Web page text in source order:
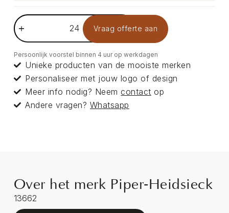
Vraag offerte aan
Persoonlijk voorstel binnen 4 uur op werkdagen
Unieke producten van de mooiste merken
Personaliseer met jouw logo of design
Meer info nodig? Neemcontact op
Andere vragen? Whatsapp
Over het merk Piper‑Heidsieck
13662